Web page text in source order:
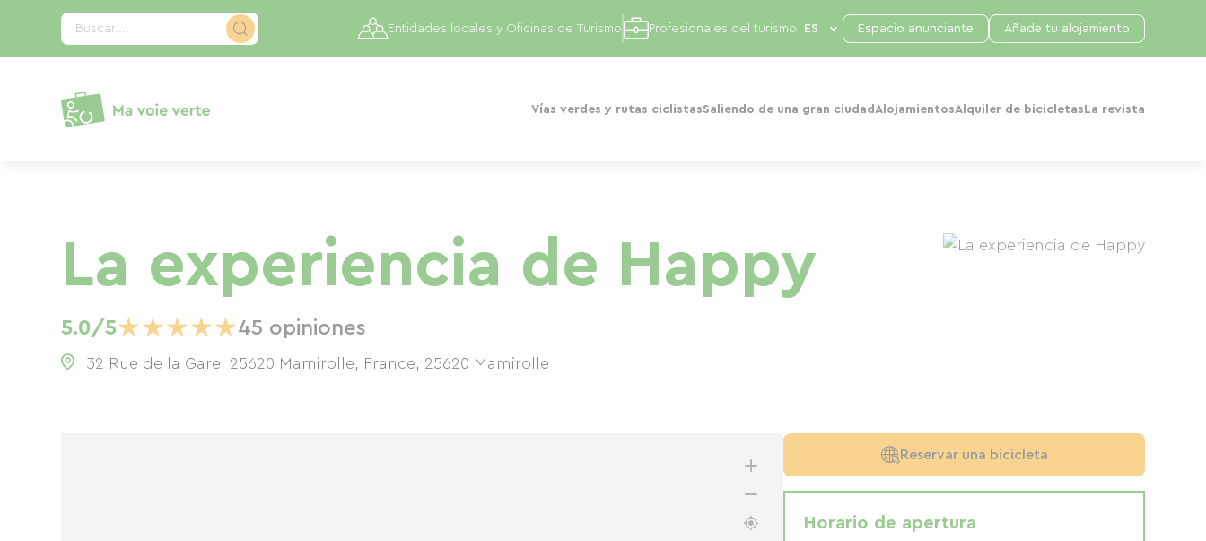
Buscar...
Vías verdes y rutas ciclistasSaliendo de una gran ciudad AlojamientosAlquiler de bicicletas La revista
Entidades locales y Oficinas de Turismo Profesionales del turismo Espacio anunciante Añade tu alojamiento
La experiencia de Happy
5.0/5★★★★★45 opiniones
32 Rue de la Gare, 25620 Mamirolle, France, 25620 Mamirolle
Reservar una bicicleta
Horario de apertura
Panel de gestión de cookies